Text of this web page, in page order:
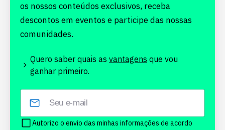
os nossos conteúdos exclusivos, receba
descontos em eventos e participe das nossas
comunidades.
Quero saber quais as vantagens que vou
ganhar primeiro.
Autorizo o envio das minhas informações de acordo